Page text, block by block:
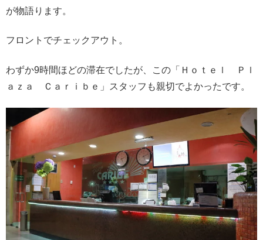
が物語ります。
フロントでチェックアウト。
わずか9時間ほどの滞在でしたが、この「Ｈｏｔｅｌ Ｐｌ
ａｚａ Ｃａｒｉｂｅ」スタッフも親切でよかったです。